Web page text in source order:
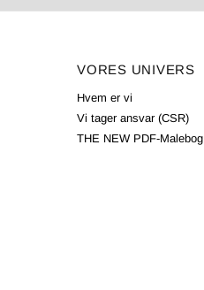
VORES UNIVERS
Hvem er vi
Vi tager ansvar (CSR)
THE NEW PDF-Malebog